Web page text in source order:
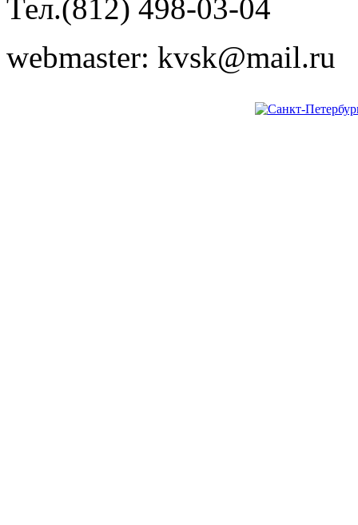
Тел.(812) 498-03-04
webmaster: kvsk@mail.ru